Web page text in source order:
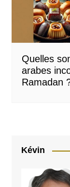
Quelles
arabes
Ramadan
Kévin